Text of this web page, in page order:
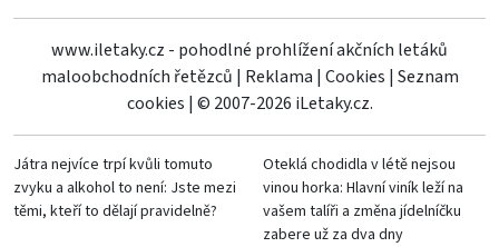
www.iletaky.cz - pohodlné prohlížení akčních letáků
maloobchodních řetězců | Reklama | Cookies | Seznam
cookies | © 2007-2026 iLetaky.cz.
Játra nejvíce trpí kvůli tomuto
zvyku a alkohol to není: Jste mezi
těmi, kteří to dělají pravidelně?
Oteklá chodidla v létě nejsou
vinou horka: Hlavní viník leží na
vašem talíři a změna jídelníčku
zabere už za dva dny